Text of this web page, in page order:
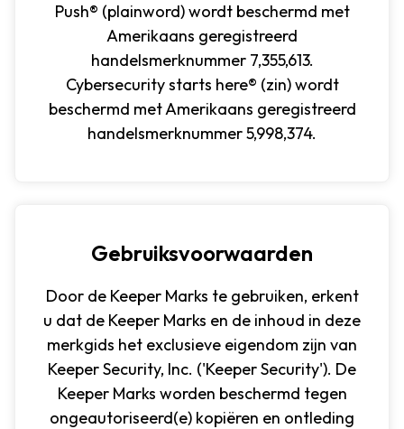
Push® (plainword) wordt beschermd met
Amerikaans geregistreerd
handelsmerknummer 7,355,613.
Cybersecurity starts here® (zin) wordt
beschermd met Amerikaans geregistreerd
handelsmerknummer 5,998,374.
Gebruiksvoorwaarden
Door de Keeper Marks te gebruiken, erkent
u dat de Keeper Marks en de inhoud in deze
merkgids het exclusieve eigendom zijn van
Keeper Security, Inc. ('Keeper Security'). De
Keeper Marks worden beschermd tegen
ongeautoriseerd(e) kopiëren en ontleding